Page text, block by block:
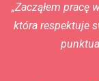
„Zacząłem pracę
która respektuje